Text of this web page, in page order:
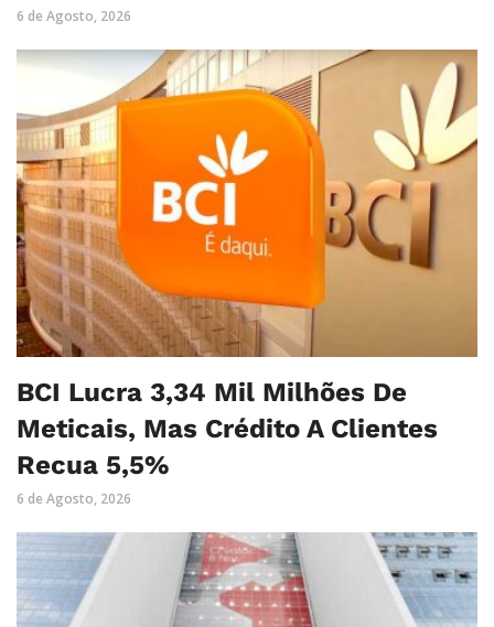
6 de Agosto, 2026
BCI Lucra 3,34 Mil Milhões De
Meticais, Mas Crédito A Clientes
Recua 5,5%
6 de Agosto, 2026